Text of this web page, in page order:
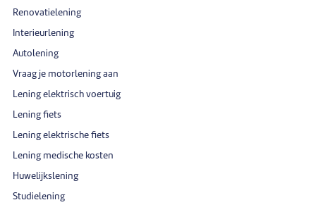
Renovatielening
Interieurlening
Autolening
Vraag je motorlening aan
Lening elektrisch voertuig
Lening fiets
Lening elektrische fiets
Lening medische kosten
Huwelijkslening
Studielening